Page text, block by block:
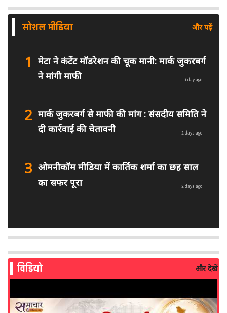
सोशल मीडिया और पढ़ें
1
मेटा ने कंटेंट मॉडरेशन की चूक मानी: मार्क जुकरबर्ग
ने मांगी माफी
1 day ago
2 मार्क जुकरबर्ग से माफी की मांग : संसदीय समिति ने
दी कार्रवाई की चेतावनी
2 days ago
3 ओमनीकॉम मीडिया में कार्तिक शर्मा का छह साल
का सफर पूरा
2 days ago
मिलेगी मेटा की ग्लोबल टीम
2 days ago
5 AI से बने फर्जी पोस्ट पर LinkedIn की सख्ती:
विडियो और देखें